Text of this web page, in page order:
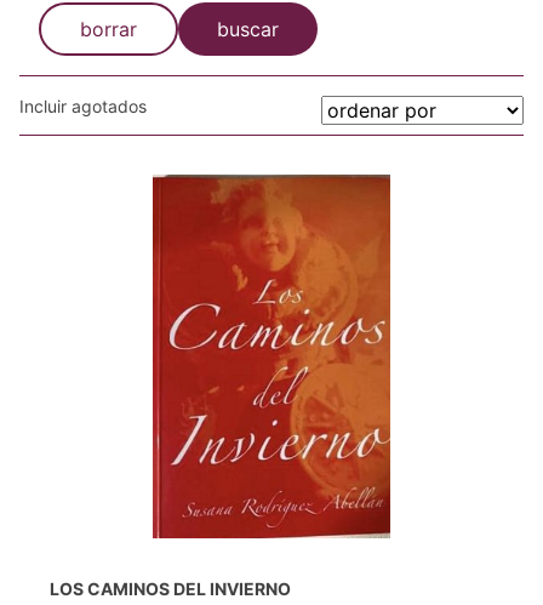
borrar buscar
Incluir agotados
LOS CAMINOS DEL INVIERNO